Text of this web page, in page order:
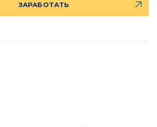
ЗАРАБОТАТЬ